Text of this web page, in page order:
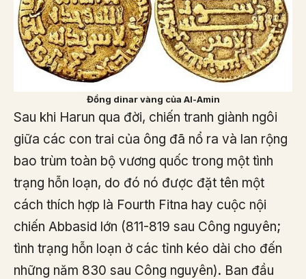
Đồng dinar vàng của Al-Amin
Sau khi Harun qua đời, chiến tranh giành ngôi
giữa các con trai của ông đã nổ ra và lan rộng
bao trùm toàn bộ vương quốc trong một tình
trạng hỗn loạn, do đó nó được đặt tên một
cách thích hợp là Fourth Fitna hay cuộc nội
chiến Abbasid lớn (811-819 sau Công nguyên;
tình trạng hỗn loạn ở các tỉnh kéo dài cho đến
những năm 830 sau Công nguyên). Ban đầu